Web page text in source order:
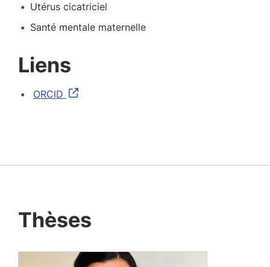
Utérus cicatriciel
Santé mentale maternelle
Liens
ORCID
Thèses